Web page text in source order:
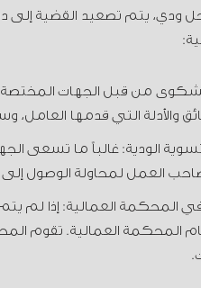
ودي، يتم تصعيد القضية إلى
من قبل الجهات
والأدلة التي قدمها
الودية: غالباً ما تسعى
العمل لمحاولة الوصول
المحكمة العمالية: إذا لم يتم
المحكمة العمالية. تقوم